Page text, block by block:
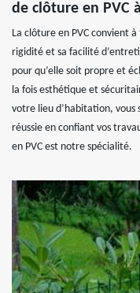
de clôture en PVC
La clôture en PVC convient
rigidité et sa facilité
pour qu’elle soit propre et
la fois esthétique et
votre lieu d’habitation, vous
réussie en confiant vos
en PVC est notre spécialité.